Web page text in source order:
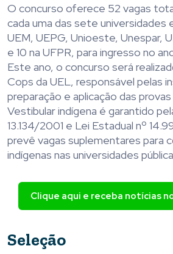
O concurso oferece 52 vagas
cada uma das sete universidades
UEM, UEPG, Unioeste, Unespar,
e 10 na UFPR, para ingresso no
Este ano, o concurso será
Cops da UEL, responsável pelas
preparação e aplicação das
Vestibular indígena é garantido
13.134/2001 e Lei Estadual nº
prevê vagas suplementares para
indígenas nas universidades
Clique aqui e receba notícias
Seleção